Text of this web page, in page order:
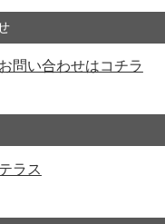
問い合わせはコチラ
ラス